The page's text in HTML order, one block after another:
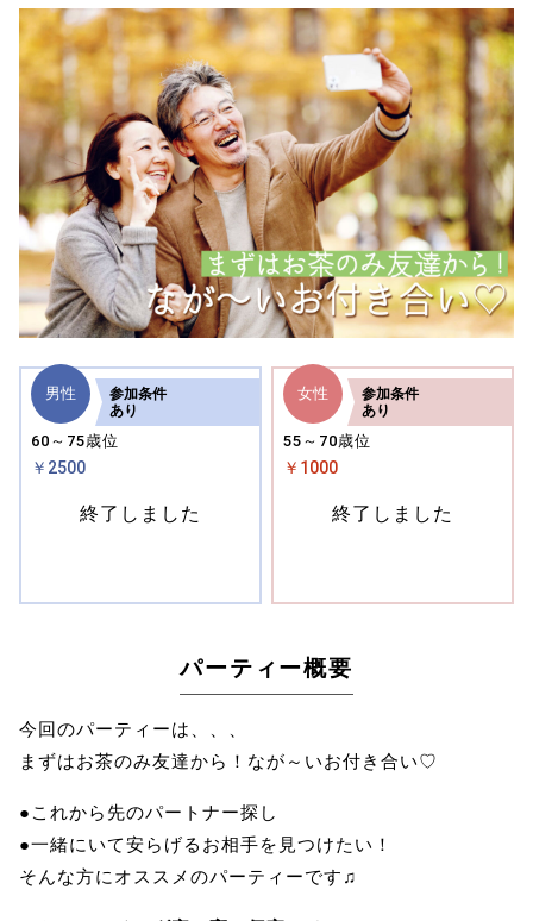
男性
60～75歳位
￥2500
参加条件
あり
終了しました
女性
55～70歳位
￥1000
参加条件
あり
終了しました
パーティー概要
今回のパーティーは、、、
まずはお茶のみ友達から！なが～いお付き合い♡
●これから先のパートナー探し
●一緒にいて安らげるお相手を見つけたい！
そんな方にオススメのパーティーです♫